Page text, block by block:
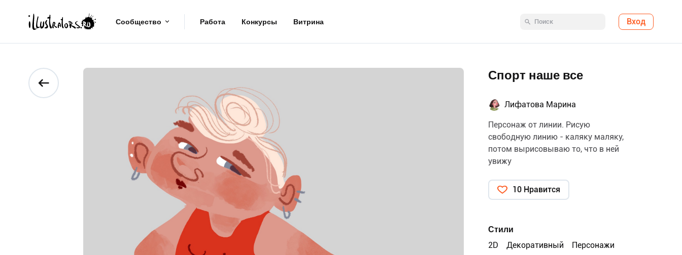
Сообщество Работа Конкурсы Витрина Вход
Спорт наше все
Лифатова Марина
Персонаж от линии. Рисую
свободную линию - каляку маляку,
потом вырисовываю то, что в ней
увижу
10 Нравится
Стили
2D
Декоративный Персонажи